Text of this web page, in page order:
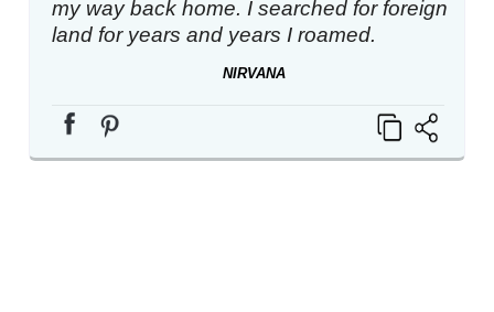
my way back home. I searched for foreign
land for years and years I roamed.
NIRVANA